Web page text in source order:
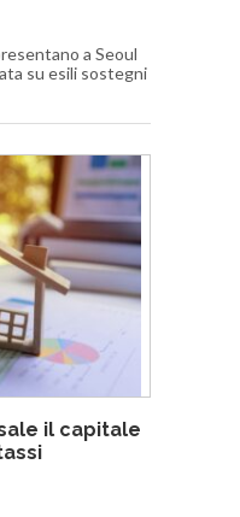
a Seoul
su esili sostegni
il capitale